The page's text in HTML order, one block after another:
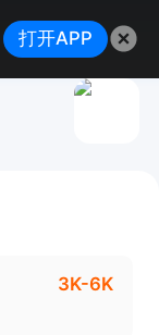
3K-6K
打开APP